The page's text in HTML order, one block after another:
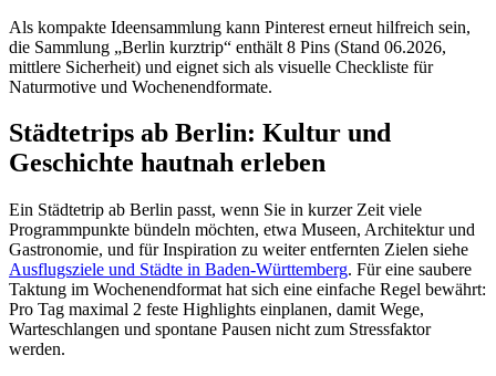
Als kompakte Ideensammlung kann Pinterest erneut hilfreich sein,
die Sammlung „Berlin kurztrip“ enthält 8 Pins (Stand 06.2026,
mittlere Sicherheit) und eignet sich als visuelle Checkliste für
Naturmotive und Wochenendformate.
Städtetrips ab Berlin: Kultur und
Geschichte hautnah erleben
Ein Städtetrip ab Berlin passt, wenn Sie in kurzer Zeit viele
Programmpunkte bündeln möchten, etwa Museen, Architektur und
Gastronomie, und für Inspiration zu weiter entfernten Zielen siehe
Ausflugsziele und Städte in Baden-Württemberg. Für eine saubere
Taktung im Wochenendformat hat sich eine einfache Regel bewährt:
Pro Tag maximal 2 feste Highlights einplanen, damit Wege,
Warteschlangen und spontane Pausen nicht zum Stressfaktor
werden.